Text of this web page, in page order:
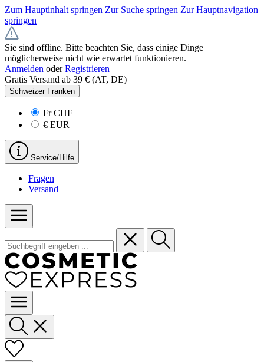
Zum Hauptinhalt springen Zur Suche springen Zur Hauptnavigation
springen
Sie sind offline. Bitte beachten Sie, dass einige Dinge
möglicherweise nicht wie erwartet funktionieren.
Anmelden oder Registrieren
Gratis Versand ab 39 € (AT, DE)
Schweizer Franken
FrCHF
€ EUR
Service/Hilfe
Fragen
Versand